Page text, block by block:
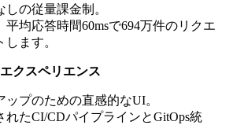
の従量課金制。
平均応答時間60msで694万件のリクエ
ます。
クスペリエンス
ップのための直感的なUI。
れたCI/CDパイプラインとGitOps統